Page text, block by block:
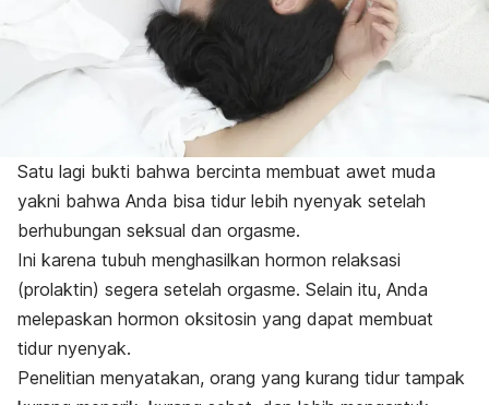
Satu lagi bukti bahwa bercinta membuat awet muda
yakni bahwa Anda bisa tidur lebih nyenyak setelah
berhubungan seksual dan orgasme.
Ini karena tubuh menghasilkan hormon relaksasi
(prolaktin) segera setelah orgasme. Selain itu, Anda
melepaskan hormon oksitosin yang dapat membuat
tidur nyenyak.
Penelitian menyatakan, orang yang kurang tidur tampak